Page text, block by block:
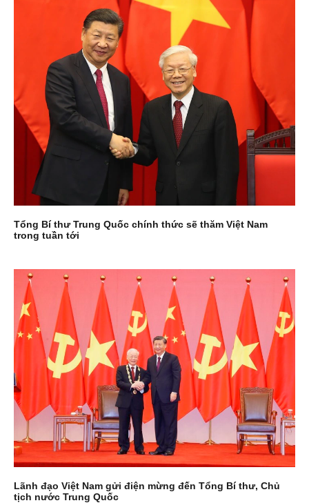
Tổng Bí thư Trung Quốc chính thức sẽ thăm Việt Nam
trong tuần tới
Lãnh đạo Việt Nam gửi điện mừng đến Tổng Bí thư, Chủ
tịch nước Trung Quốc